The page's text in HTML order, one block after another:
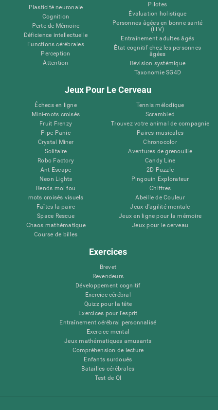
Plasticité neuronale
Cognition
Perte de Mémoire
Déficience intellectuelle
Functions cérébrales
Perception
Attention
Pilotes
Évaluation holistique
Personnes âgées en bonne santé
(iTV)
Entraînement adultes âgés
État cognitif chez les personnes
âgées
Révision systémique
Taxonomie SG4D
Jeux Pour Le Cerveau
Échecs en ligne
Mini-mots croisés
Fruit Frenzy
Pipe Panic
Crystal Miner
Solitaire
Robo Factory
Ant Escape
Neon Lights
Rends moi fou
mots croisés visuels
Faîtes la paire
Space Rescue
Chaos mathématique
Course de billes
Tennis mélodique
Scrambled
Trouvez votre animal de compagnie
Paires musicales
Chronocolor
Aventures de grenouille
Candy Line
2D Puzzle
Pingouin Explorateur
Chiffres
Abeille de Couleur
Jeux d'agilité mentale
Jeux en ligne pour la mémoire
Jeux pour le cerveau
Exercices
Brevet
Revendeurs
Développement cognitif
Exercice cérébral
Quizz pour la tête
Exercices pour l'esprit
Entraînement cérébral personnalisé
Exercice mental
Jeux mathématiques amusants
Compréhension de lecture
Enfants surdoués
Batailles cérébrales
Test de QI